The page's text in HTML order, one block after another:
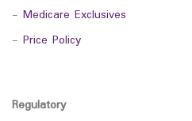
- Medicare Exclusives
- Price Policy
Regulatory